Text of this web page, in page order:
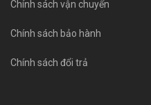
Chính sách vận chuyển
Chính sách bảo hành
Chính sách đổi trả